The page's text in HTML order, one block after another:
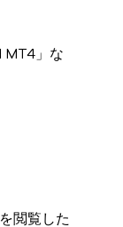
MT4」な
閲覧した